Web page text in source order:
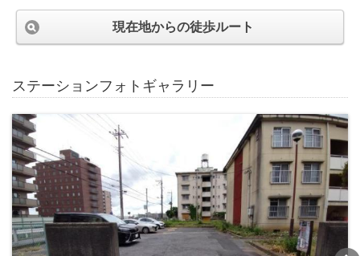
現在地からの徒歩ルート
ステーションフォトギャラリー